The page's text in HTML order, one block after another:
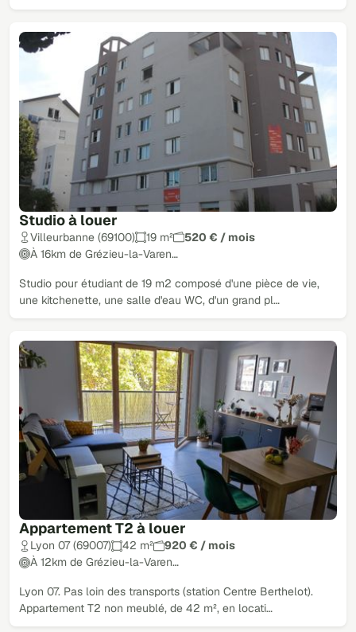
Studio à louer
Villeurbanne (69100) 19 m²
520 € / mois
À 16km de Grézieu-la-Varen…
Studio pour étudiant de 19 m2 composé d'une pièce de vie,
une kitchenette, une salle d'eau WC, d'un grand pl…
Appartement T2 à louer
Lyon 07 (69007) 42 m²
920 € / mois
À 12km de Grézieu-la-Varen…
Lyon 07. Pas loin des transports (station Centre Berthelot).
Appartement T2 non meublé, de 42 m², en locati…